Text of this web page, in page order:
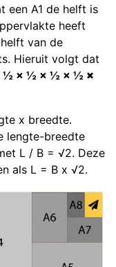
een A1 de helft is
heeft
van de
Hieruit volgt dat
½ × ½ × ½ × ½ ×
x breedte.
lengte-breedte
L / B = √2. Deze
als L = B x √2.